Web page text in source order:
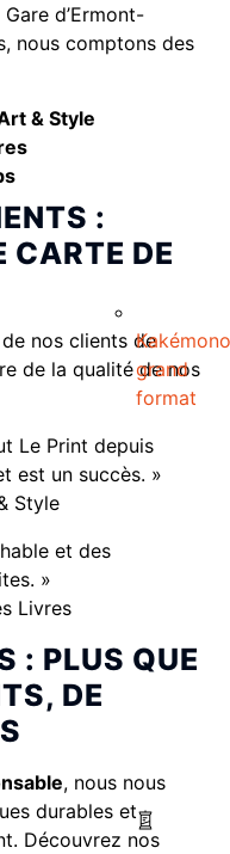
Kakémono
grand
format
d’Ermont-
nous comptons des
& Style
:
CARTE DE
nos clients de
de la qualité de nos
Le Print depuis
est un succès. »
Style
et des
»
Livres
: PLUS QUE
DE
, nous nous
durables et
Découvrez nos